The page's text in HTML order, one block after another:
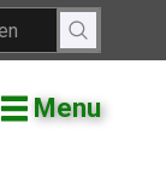
Menu